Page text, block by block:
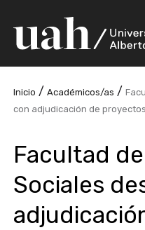
Inicio /Académicos/as /
con adjudicación de
Facultad
Sociales